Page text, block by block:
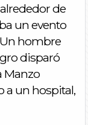
de
un evento
hombre
disparó
Manzo
a un hospital,